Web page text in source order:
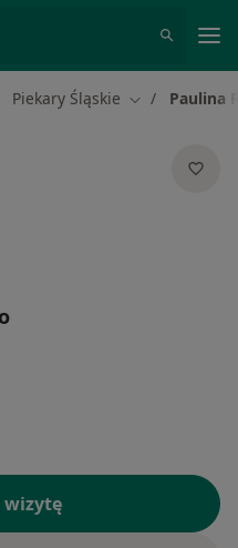
Piekary Śląskie Zmień miasto
Paulina
wizytę